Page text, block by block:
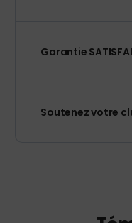
Garantie
Soutenez votre